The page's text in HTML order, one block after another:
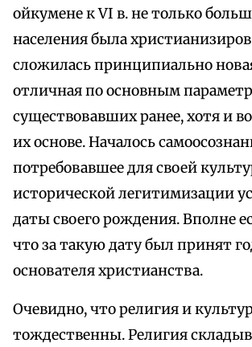
ойкумене к VI в. не только
населения была
сложилась принципиально
отличная по основным
существовавших ранее, хотя и
их основе. Началось
потребовавшее для своей
исторической легитимизации
даты своего рождения. Вполне
что за такую дату был принят
основателя христианства.
Очевидно, что религия и
тождественны. Религия